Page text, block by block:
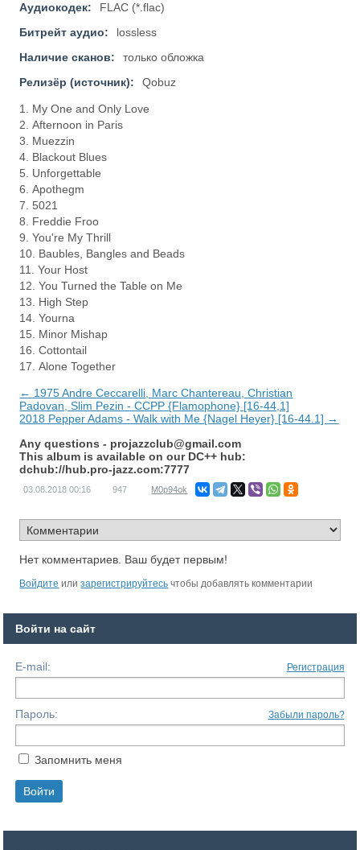
Аудиокодек:
FLAC (*.flac)
Битрейт аудио:
lossless
Наличие сканов:
только обложка
Релизёр (источник):
Qobuz
1. My One and Only Love
2. Afternoon in Paris
3. Muezzin
4. Blackout Blues
5. Unforgettable
6. Apothegm
7. 5021
8. Freddie Froo
9. You're My Thrill
10. Baubles, Bangles and Beads
11. Your Host
12. You Turned the Table on Me
13. High Step
14. Yourna
15. Minor Mishap
16. Cottontail
17. Alone Together
← 1975 Andre Ceccarelli, Marc Chantereau, Christian
Padovan, Slim Pezin - CCPP {Flamophone} [16-44,1]
2018 Pepper Adams - Walk with Me {Nagel Heyer} [16-44.1] →
Any questions - projazzclub@gmail.com
This album is available on our DC++ hub:
dchub://hub.pro-jazz.com:7777
03.08.2018 00:16 947 M0p94ok
Нет комментариев. Ваш будет первым!
Войдите илизарегистрируйтесь чтобы добавлять комментарии
Войти на сайт
E-mail: Регистрация
Пароль: Забыли пароль?
Запомнить меня